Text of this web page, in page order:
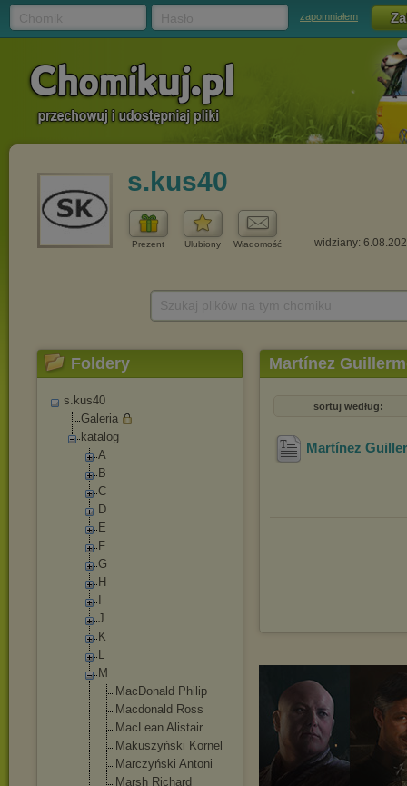
zapomniałem
s.kus40
Prezent Ulubiony Wiadomość widziany:
Foldery
s.kus40
Galeria
katalog
A
B
C
D
E
F
G
H
J
K
L
M
MacDonald Philip
Macdonald Ross
MacLean Alistair
Makuszyński Kornel
Marczyński Antoni
Marsh Richard
Martínez
sortuj według:
Martínez